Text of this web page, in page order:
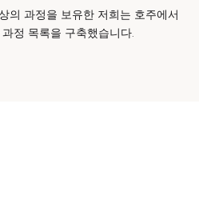
의 과정을 보유한 저희는 호주에서
정 목록을 구축했습니다.